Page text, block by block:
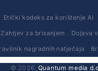
Etički kodeks za korištenje AI
Zahtjev za brisanjem Dojava
nagradnih natječaja
© 2026. Quantum media